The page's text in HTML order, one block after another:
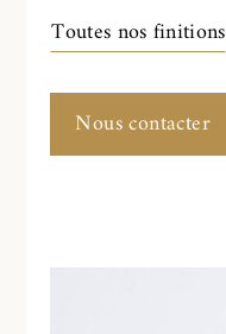
Toutes nos finitions
Nous contacter